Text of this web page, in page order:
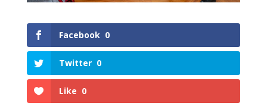
Facebook 0
Twitter 0
Like 0